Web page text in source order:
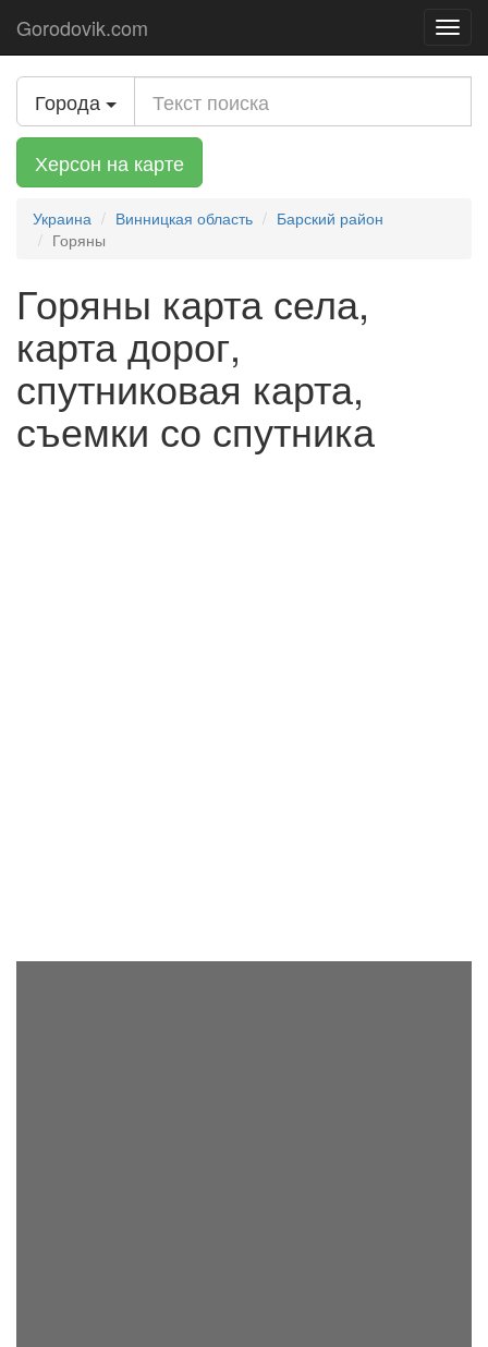
Gorodovik.com
Города
Херсон на карте
Украина Винницкая область
Барский район
Горяны
Горяны карта села,
карта дорог,
спутниковая карта,
съемки со спутника